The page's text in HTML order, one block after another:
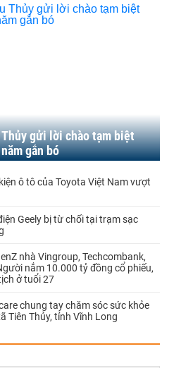
Thủy gửi lời chào tạm biệt
gắn bó
ô tô của Toyota Việt Nam vượt
Geely bị từ chối tại trạm sạc
nhà Vingroup, Techcombank,
nắm 10.000 tỷ đồng cổ phiếu,
ở tuổi 27
chung tay chăm sóc sức khỏe
Tiên Thủy, tỉnh Vĩnh Long